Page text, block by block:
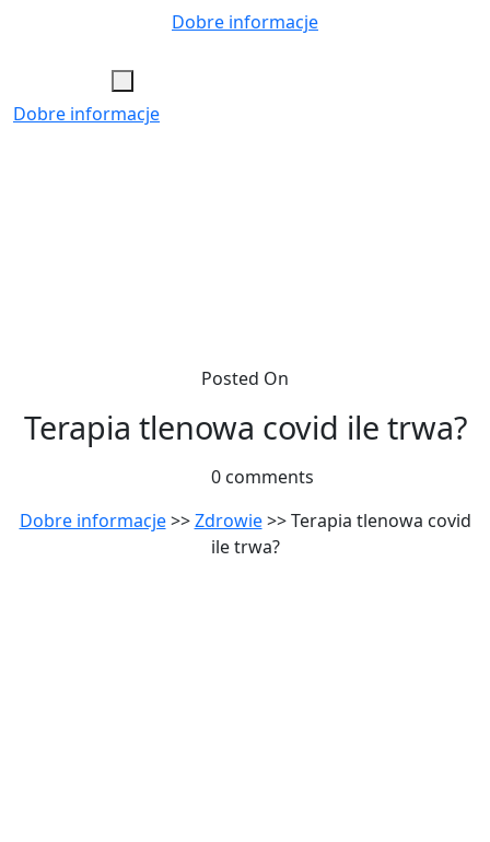
Dobre informacje
Dobre informacje
Posted On
Terapia tlenowa covid ile trwa?
0 comments
Dobre informacje>>Zdrowie>> Terapia tlenowa covid
ile trwa?